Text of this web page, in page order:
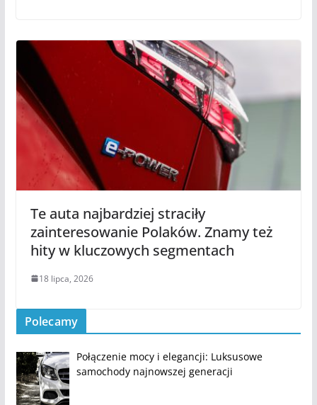
Te auta najbardziej straciły
zainteresowanie Polaków. Znamy też
hity w kluczowych segmentach
18 lipca, 2026
Polecamy
Połączenie mocy i elegancji: Luksusowe
samochody najnowszej generacji